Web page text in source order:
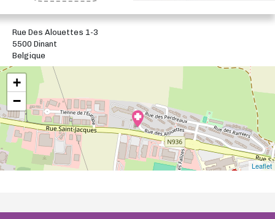
Rue Des Alouettes 1-3
5500 Dinant
Belgique
+
−
Leaflet